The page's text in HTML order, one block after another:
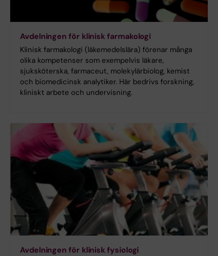
Avdelningen för klinisk farmakologi
Klinisk farmakologi (läkemedelslära) förenar många
olika kompetenser som exempelvis läkare,
sjuksköterska, farmaceut, molekylärbiolog, kemist
och biomedicinsk analytiker. Här bedrivs forskning,
kliniskt arbete och undervisning.
Avdelningen för klinisk fysiologi